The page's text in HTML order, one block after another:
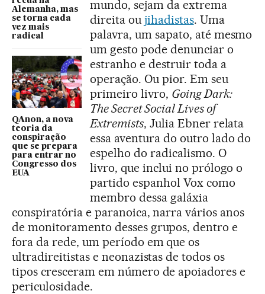
Alemanha, mas
se torna cada
vez mais
radical
QAnon, a nova
teoria da
conspiração
que se prepara
para entrar no
Congresso dos
EUA
mundo, sejam da extrema
direita ou jihadistas. Uma
palavra, um sapato, até mesmo
um gesto pode denunciar o
estranho e destruir toda a
operação. Ou pior. Em seu
primeiro livro, Going Dark:
The Secret Social Lives of
Extremists, Julia Ebner relata
essa aventura do outro lado do
espelho do radicalismo. O
livro, que inclui no prólogo o
partido espanhol Vox como
membro dessa galáxia
conspiratória e paranoica, narra vários anos
de monitoramento desses grupos, dentro e
fora da rede, um período em que os
ultradireitistas e neonazistas de todos os
tipos cresceram em número de apoiadores e
periculosidade.